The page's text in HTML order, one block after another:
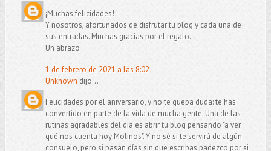
¡Muchas felicidades!
Y nosotros, afortunados de disfrutar tu blog y cada una de
sus entradas. Muchas gracias por el regalo.
Un abrazo
1 de febrero de 2021 a las 8:02
Unknown dijo...
Felicidades por el aniversario, y no te quepa duda: te has
convertido en parte de la vida de mucha gente. Una de las
rutinas agradables del día es abrir tu blog pensando "a ver
qué nos cuenta hoy Molinos". Y no sé si te servirá de algún
consuelo, pero si pasan días sin que escribas padezco por si